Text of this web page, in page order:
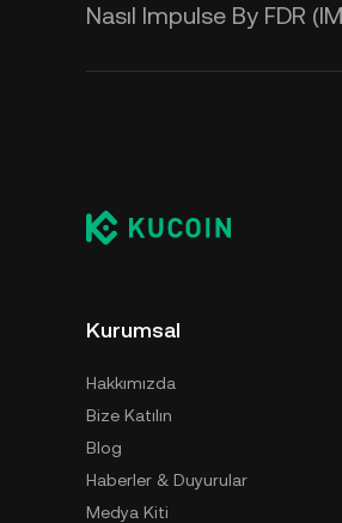
Nasıl Impulse By FDR
Kurumsal
Hakkımızda
Bize Katılın
Blog
Haberler & Duyurular
Medya Kiti